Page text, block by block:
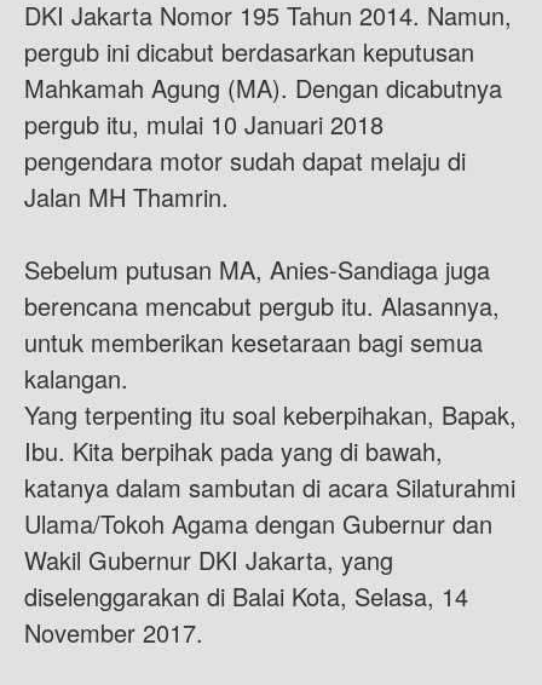
DKI Jakarta Nomor 195 Tahun 2014. Namun,
pergub ini dicabut berdasarkan keputusan
Mahkamah Agung (MA). Dengan dicabutnya
pergub itu, mulai 10 Januari 2018
pengendara motor sudah dapat melaju di
Jalan MH Thamrin.
Sebelum putusan MA, Anies-Sandiaga juga
berencana mencabut pergub itu. Alasannya,
untuk memberikan kesetaraan bagi semua
kalangan.
Yang terpenting itu soal keberpihakan, Bapak,
Ibu. Kita berpihak pada yang di bawah,
katanya dalam sambutan di acara Silaturahmi
Ulama/Tokoh Agama dengan Gubernur dan
Wakil Gubernur DKI Jakarta, yang
diselenggarakan di Balai Kota, Selasa, 14
November 2017.